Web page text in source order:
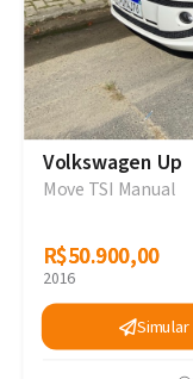
Volkswagen Up
Move TSI Manual
R$50.900,00
R$50.900,00
2016
Simular